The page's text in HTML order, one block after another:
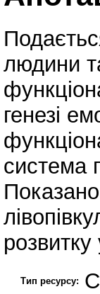
людини
генезі
система
Тип ресурсу: